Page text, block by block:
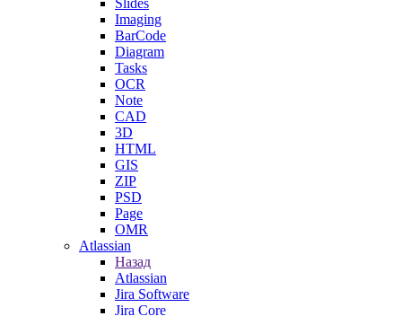
Slides
Imaging
BarCode
Diagram
Tasks
OCR
Note
CAD
3D
HTML
GIS
ZIP
PSD
Page
OMR
Atlassian
Назад
Atlassian
Jira Software
Jira Core